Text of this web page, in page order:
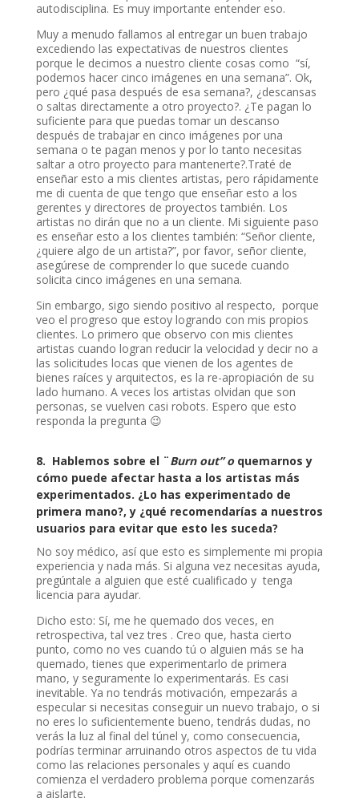
autodisciplina. Es muy importante entender eso.
Muy a menudo fallamos al entregar un buen trabajo
excediendo las expectativas de nuestros clientes
porque le decimos a nuestro cliente cosas como “sí,
podemos hacer cinco imágenes en una semana”. Ok,
pero ¿qué pasa después de esa semana?, ¿descansas
o saltas directamente a otro proyecto?. ¿Te pagan lo
suficiente para que puedas tomar un descanso
después de trabajar en cinco imágenes por una
semana o te pagan menos y por lo tanto necesitas
saltar a otro proyecto para mantenerte?.Traté de
enseñar esto a mis clientes artistas, pero rápidamente
me di cuenta de que tengo que enseñar esto a los
gerentes y directores de proyectos también. Los
artistas no dirán que no a un cliente. Mi siguiente paso
es enseñar esto a los clientes también: “Señor cliente,
¿quiere algo de un artista?”, por favor, señor cliente,
asegúrese de comprender lo que sucede cuando
solicita cinco imágenes en una semana.
Sin embargo, sigo siendo positivo al respecto, porque
veo el progreso que estoy logrando con mis propios
clientes. Lo primero que observo con mis clientes
artistas cuando logran reducir la velocidad y decir no a
las solicitudes locas que vienen de los agentes de
bienes raíces y arquitectos, es la re-apropiación de su
lado humano. A veces los artistas olvidan que son
personas, se vuelven casi robots. Espero que esto
responda la pregunta 😉
8. Hablemos sobre el ¨Burn out” o quemarnos y
cómo puede afectar hasta a los artistas más
experimentados. ¿Lo has experimentado de
primera mano?, y ¿qué recomendarías a nuestros
usuarios para evitar que esto les suceda?
No soy médico, así que esto es simplemente mi propia
experiencia y nada más. Si alguna vez necesitas ayuda,
pregúntale a alguien que esté cualificado y tenga
licencia para ayudar.
Dicho esto: Sí, me he quemado dos veces, en
retrospectiva, tal vez tres . Creo que, hasta cierto
punto, como no ves cuando tú o alguien más se ha
quemado, tienes que experimentarlo de primera
mano, y seguramente lo experimentarás. Es casi
inevitable. Ya no tendrás motivación, empezarás a
especular si necesitas conseguir un nuevo trabajo, o si
no eres lo suficientemente bueno, tendrás dudas, no
verás la luz al final del túnel y, como consecuencia,
podrías terminar arruinando otros aspectos de tu vida
como las relaciones personales y aquí es cuando
comienza el verdadero problema porque comenzarás
a aislarte.